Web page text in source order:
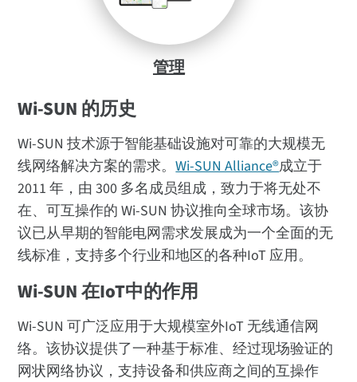
管理
Wi-SUN 的历史
Wi-SUN 技术源于智能基础设施对可靠的大规模无
线网络解决方案的需求。Wi-SUN Alliance®成立于
2011 年，由 300 多名成员组成，致力于将无处不
在、可互操作的 Wi-SUN 协议推向全球市场。该协
议已从早期的智能电网需求发展成为一个全面的无
线标准，支持多个行业和地区的各种IoT 应用。
Wi-SUN 在IoT中的作用
Wi-SUN 可广泛应用于大规模室外IoT 无线通信网
络。该协议提供了一种基于标准、经过现场验证的
网状网络协议，支持设备和供应商之间的互操作